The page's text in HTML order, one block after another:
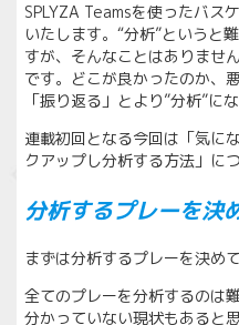
SPLYZA Teamsを使ったバス
いたします。“分析”というと
すが、そんなことはありませ
です。どこが良かったのか、
「振り返る」とより”分析”に
連載初回となる今回は「気に
クアップし分析する方法」に
分析するプレーを決
まずは分析するプレーを決め
全てのプレーを分析するのは
分かっていない現状もあると